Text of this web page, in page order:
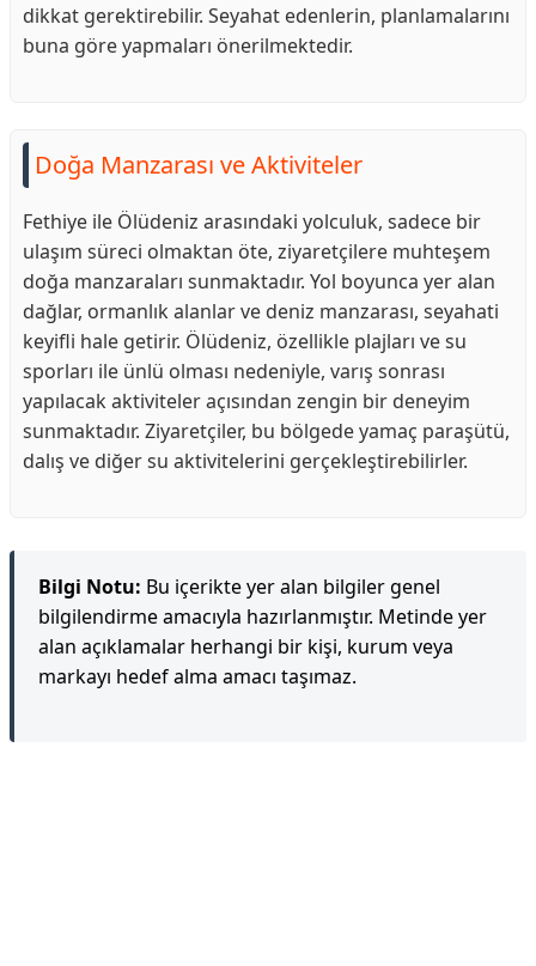
dikkat gerektirebilir. Seyahat edenlerin, planlamalarını
buna göre yapmaları önerilmektedir.
Doğa Manzarası ve Aktiviteler
Fethiye ile Ölüdeniz arasındaki yolculuk, sadece bir
ulaşım süreci olmaktan öte, ziyaretçilere muhteşem
doğa manzaraları sunmaktadır. Yol boyunca yer alan
dağlar, ormanlık alanlar ve deniz manzarası, seyahati
keyifli hale getirir. Ölüdeniz, özellikle plajları ve su
sporları ile ünlü olması nedeniyle, varış sonrası
yapılacak aktiviteler açısından zengin bir deneyim
sunmaktadır. Ziyaretçiler, bu bölgede yamaç paraşütü,
dalış ve diğer su aktivitelerini gerçekleştirebilirler.
Bilgi Notu: Bu içerikte yer alan bilgiler genel
bilgilendirme amacıyla hazırlanmıştır. Metinde yer
alan açıklamalar herhangi bir kişi, kurum veya
markayı hedef alma amacı taşımaz.